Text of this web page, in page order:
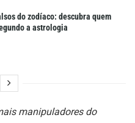
do zodíaco: descubra quem
a astrologia
manipuladores do